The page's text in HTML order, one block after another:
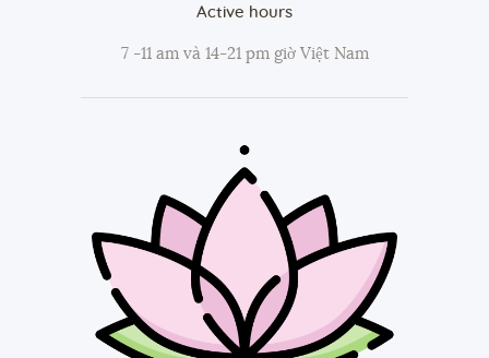
Active hours
7 -11 am và 14-21 pm giờ Việt Nam